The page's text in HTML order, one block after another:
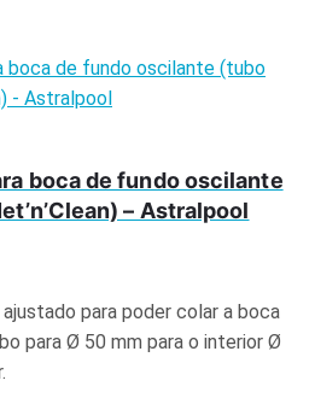
boca de fundo oscilante
– Astralpool
para poder colar a boca
para Ø 50 mm para o interior Ø